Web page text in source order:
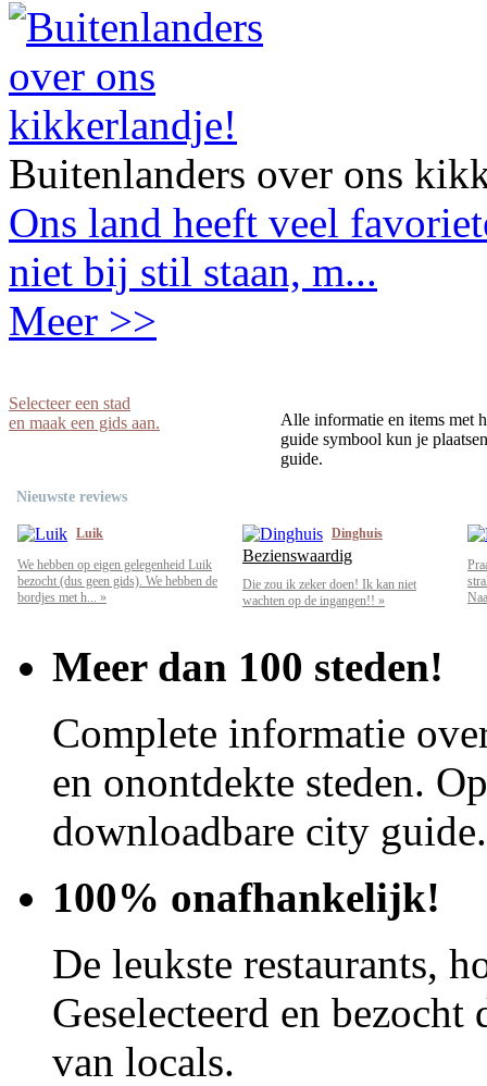
Buitenlanders over ons
Ons land heeft veel
niet bij stil staan, m...
Meer >>
Selecteer een stad
en maak een gids aan.
Alle informatie en items met
guide symbool kun je
guide.
Nieuwste reviews
Luik
We hebben op eigen gelegenheid Luik
bezocht (dus geen gids). We hebben de
bordjes met h... »
Dinghuis
Bezienswaardig
Die zou ik zeker doen! Ik kan niet
wachten op de ingangen!! »
Meer dan 100 steden!
Complete informatie
en onontdekte steden.
downloadbare city guide.
100% onafhankelijk!
De leukste restaurants,
Geselecteerd en
van locals.